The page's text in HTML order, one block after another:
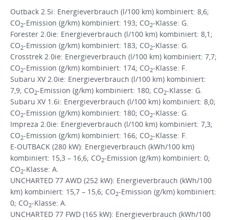
Outback 2.5i: Energieverbrauch (l/100 km) kombiniert: 8,6;
CO2-Emission (g/km) kombiniert: 193; CO2-Klasse: G.
Forester 2.0ie: Energieverbrauch (l/100 km) kombiniert: 8,1;
CO2-Emission (g/km) kombiniert: 183; CO2-Klasse: G.
Crosstrek 2.0ie: Energieverbrauch (l/100 km) kombiniert: 7,7;
CO2-Emission (g/km) kombiniert: 174; CO2-Klasse: F.
Subaru XV 2.0ie: Energieverbrauch (l/100 km) kombiniert:
7,9; CO2-Emission (g/km) kombiniert: 180; CO2-Klasse: G.
Subaru XV 1.6i: Energieverbrauch (l/100 km) kombiniert: 8,0;
CO2-Emission (g/km) kombiniert: 180; CO2-Klasse: G.
Impreza 2.0ie: Energieverbrauch (l/100 km) kombiniert: 7,3;
CO2-Emission (g/km) kombiniert: 166; CO2-Klasse: F.
E-OUTBACK (280 kW): Energieverbrauch (kWh/100 km)
kombiniert: 15,3 – 16,6; CO2-Emission (g/km) kombiniert: 0;
CO2-Klasse: A.
UNCHARTED 77 AWD (252 kW): Energieverbrauch (kWh/100
km) kombiniert: 15,7 – 15,6; CO2-Emission (g/km) kombiniert:
0; CO2-Klasse: A.
UNCHARTED 77 FWD (165 kW): Energieverbrauch (kWh/100